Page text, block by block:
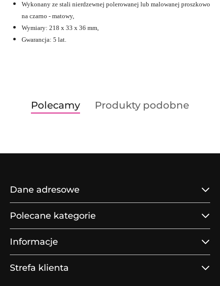
Wykonany ze stali nierdzewnej polerowanej lub malowanej proszkowo
na czarno - matowy,
Wymiary: 218 x 33 x 36 mm,
Gwarancja: 5 lat.
Pomiń karuzelę produktów
Produkty
Polecamy
Produkty
Produkty podobne
Dane adresowe
Polecane kategorie
Informacje
Strefa klienta